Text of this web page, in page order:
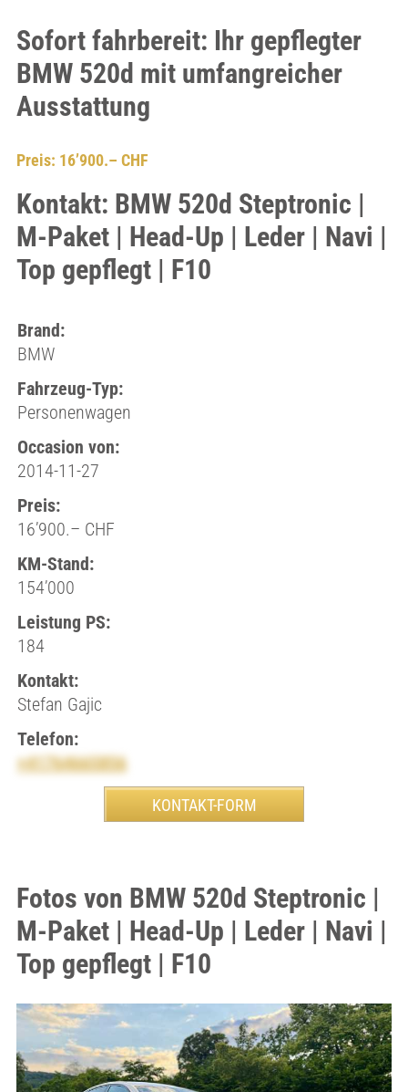
Sofort fahrbereit: Ihr gepflegter
BMW 520d mit umfangreicher
Ausstattung
Preis: 16’900.– CHF
Kontakt: BMW 520d Steptronic |
M-Paket | Head-Up | Leder | Navi |
Top gepflegt | F10
Brand:
BMW
Fahrzeug-Typ:
Personenwagen
Occasion von:
2014-11-27
Preis:
16’900.– CHF
KM-Stand:
154’000
Leistung PS:
184
Kontakt:
Stefan Gajic
Telefon:
+41764665856
Fotos von BMW 520d Steptronic |
M-Paket | Head-Up | Leder | Navi |
Top gepflegt | F10